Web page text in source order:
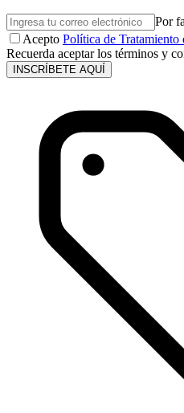
Por
Acepto Política de Tratamiento
Recuerda aceptar los términos y
INSCRÍBETE AQUÍ